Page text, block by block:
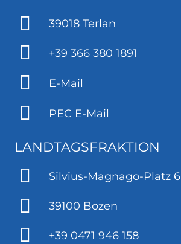
39018 Terlan
+39 366 380 1891
E-Mail
PEC E-Mail
LANDTAGSFRAKTION
Silvius-Magnago-Platz 6
39100 Bozen
+39 0471 946 158